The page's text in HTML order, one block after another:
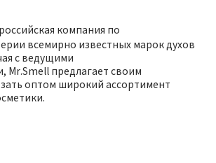
компания по
всемирно известных марок духов
с ведущими
Mr.Smell предлагает своим
оптом широкий ассортимент